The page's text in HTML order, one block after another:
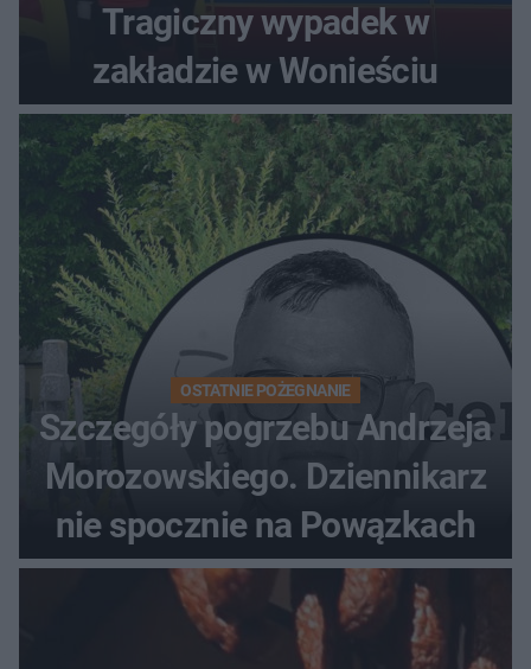
Tragiczny wypadek w
zakładzie w Wonieściu
OSTATNIE POŻEGNANIE
Szczegóły pogrzebu Andrzeja
Morozowskiego. Dziennikarz
nie spocznie na Powązkach